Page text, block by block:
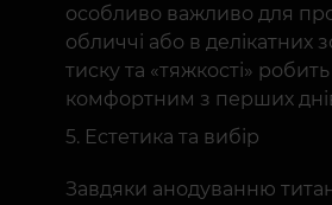
особливо важливо для
обличчі або в делікатних
тиску та «тяжкості»
комфортним з перших
Естетика та вибір
Завдяки анодуванню